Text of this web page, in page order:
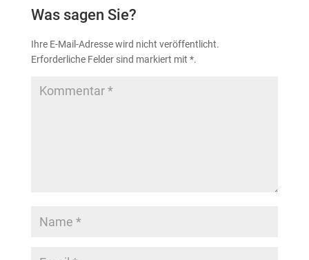
Was sagen Sie?
Ihre E-Mail-Adresse wird nicht veröffentlicht.
Erforderliche Felder sind markiert mit *.